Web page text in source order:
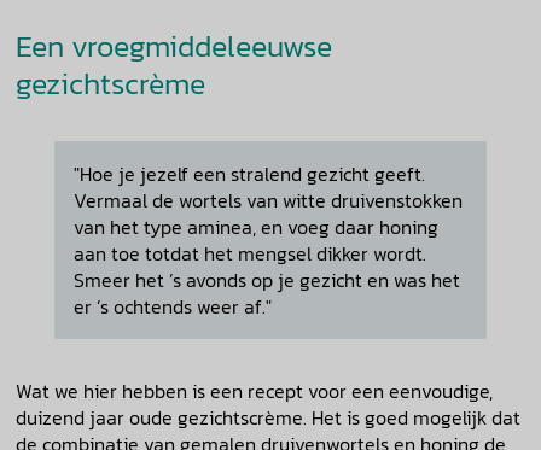
Een vroegmiddeleeuwse
gezichtscrème
"Hoe je jezelf een stralend gezicht geeft.
Vermaal de wortels van witte druivenstokken
van het type aminea, en voeg daar honing
aan toe totdat het mengsel dikker wordt.
Smeer het ’s avonds op je gezicht en was het
er ’s ochtends weer af."
Wat we hier hebben is een recept voor een eenvoudige,
duizend jaar oude gezichtscrème. Het is goed mogelijk dat
de combinatie van gemalen druivenwortels en honing de